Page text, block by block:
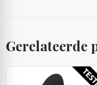
Gerelateerde